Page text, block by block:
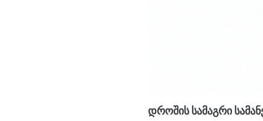
დროშის სამაგრი